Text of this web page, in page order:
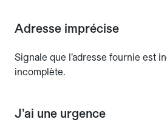
Adresse imprécise
Signale que l’adresse fournie est
incomplète.
J’ai une urgence